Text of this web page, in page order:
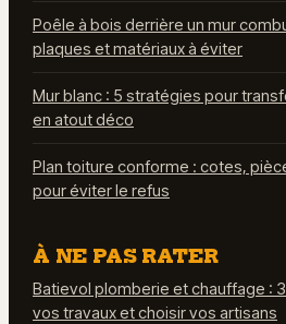
Poêle à bois derrière un mur
plaques et matériaux à éviter
Mur blanc : 5 stratégies pour
en atout déco
Plan toiture conforme : cotes,
pour éviter le refus
À NE PAS RATER
Batievol plomberie et chauffage :
vos travaux et choisir vos artisans